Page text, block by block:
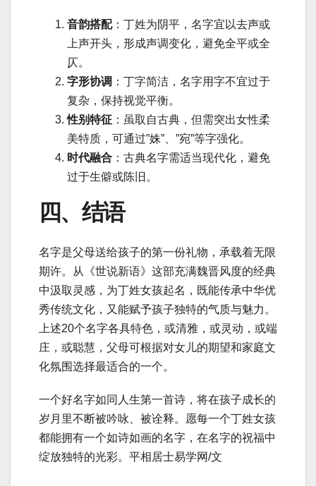
音韵搭配：丁姓为阴平，名字宜以去声或
上声开头，形成声调变化，避免全平或全
仄。
字形协调 ：丁字简洁，名字用字不宜过于
复杂，保持视觉平衡。
性别特征 ：虽取自古典，但需突出女性柔
美特质，可通过”姝”、”宛”等字强化。
时代融合 ：古典名字需适当现代化，避免
过于生僻或陈旧。
四、结语
名字是父母送给孩子的第一份礼物，承载着无限
期许。从《世说新语》这部充满魏晋风度的经典
中汲取灵感，为丁姓女孩起名，既能传承中华优
秀传统文化，又能赋予孩子独特的气质与魅力。
上述20个名字各具特色，或清雅，或灵动，或端
庄，或聪慧，父母可根据对女儿的期望和家庭文
化氛围选择最适合的一个。
一个好名字如同人生第一首诗，将在孩子成长的
岁月里不断被吟咏、被诠释。愿每一个丁姓女孩
都能拥有一个如诗如画的名字，在名字的祝福中
绽放独特的光彩。平相居士易学网/文